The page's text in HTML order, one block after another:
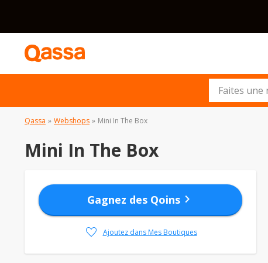
Qassa » Webshops » Mini In The Box
Mini In The Box
Gagnez des Qoinschevron_right
favorite
Ajoutez dans Mes Boutiques